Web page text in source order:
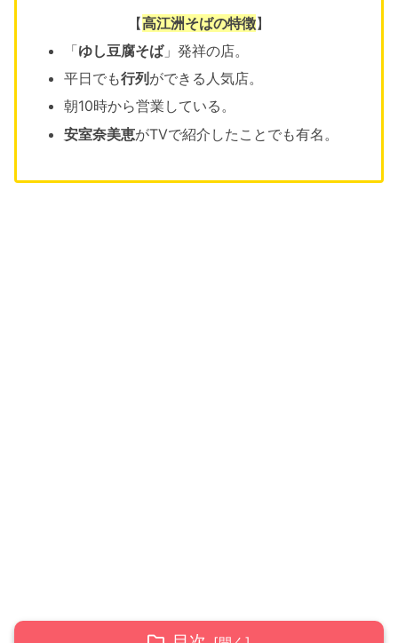
【高江洲そばの特徴】
「ゆし豆腐そば」発祥の店。
平日でも行列 ができる人気店。
朝10時から営業している。
安室奈美恵がTVで紹介したことでも有名。